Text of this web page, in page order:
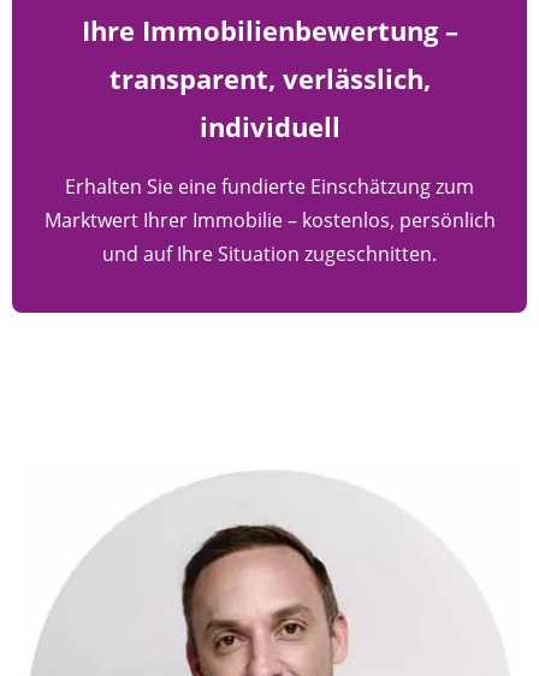
Ihre Immobilienbewertung –
transparent, verlässlich,
individuell
Erhalten Sie eine fundierte Einschätzung zum
Marktwert Ihrer Immobilie – kostenlos, persönlich
und auf Ihre Situation zugeschnitten.